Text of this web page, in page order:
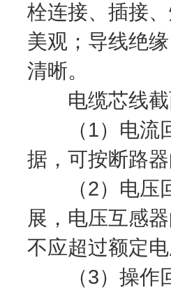
栓连接、插接
美观；导线绝
清晰。
电缆芯线截
（1）电流回
据，可按断路
（2）电压回
展，电压互感
不应超过额定
（3）操作回